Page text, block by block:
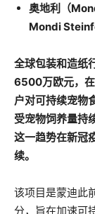
奥地利（
Mondi
全球包装和造纸
6500万欧元，
户对可持续宠物
受宠物饲养量持
这一趋势在新冠
续。
该项目是蒙迪此
分，旨在加速可